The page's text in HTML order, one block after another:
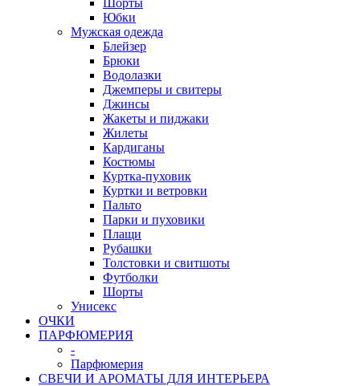
Шорты
Юбки
Мужская одежда
Блейзер
Брюки
Водолазки
Джемперы и свитеры
Джинсы
Жакеты и пиджаки
Жилеты
Кардиганы
Костюмы
Куртка-пуховик
Куртки и ветровки
Пальто
Парки и пуховики
Плащи
Рубашки
Толстовки и свитшоты
Футболки
Шорты
Унисекс
ОЧКИ
ПАРФЮМЕРИЯ
-
Парфюмерия
СВЕЧИ И АРОМАТЫ ДЛЯ ИНТЕРЬЕРА